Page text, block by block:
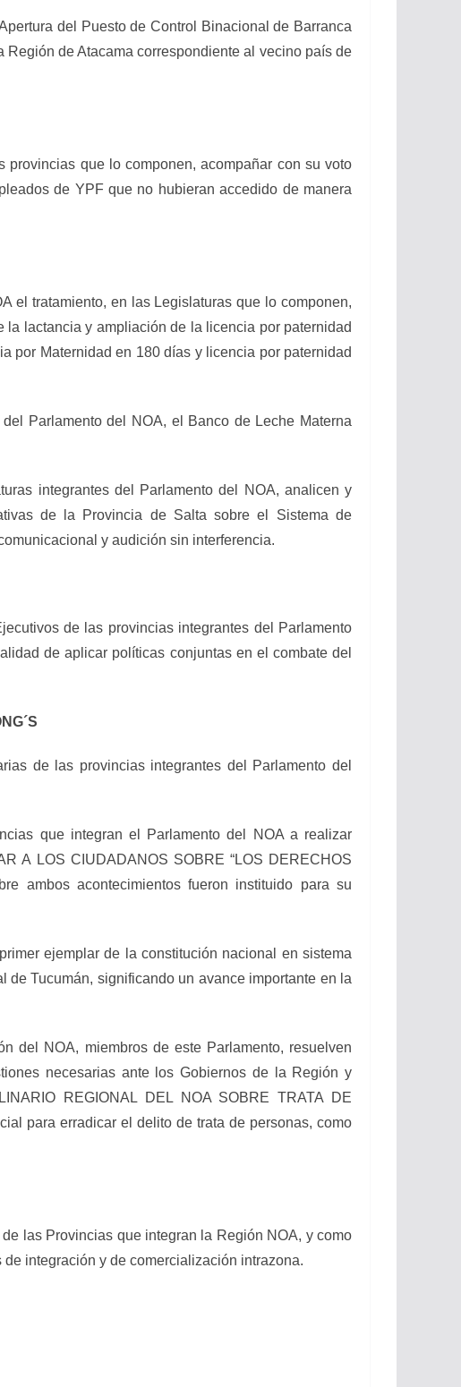
del Puesto de Control Binacional de Barranca
de Atacama correspondiente al vecino país de
que lo componen, acompañar con su voto
de YPF que no hubieran accedido de manera
el tratamiento, en las Legislaturas que lo componen,
lactancia y ampliación de la licencia por paternidad
por Maternidad en 180 días y licencia por paternidad
Parlamento del NOA, el Banco de Leche Materna
integrantes del Parlamento del NOA, analicen y
de la Provincia de Salta sobre el Sistema de
y audición sin interferencia.
de las provincias integrantes del Parlamento
de aplicar políticas conjuntas en el combate del
de las provincias integrantes del Parlamento del
que integran el Parlamento del NOA a realizar
A LOS CIUDADANOS SOBRE “LOS DERECHOS
ambos acontecimientos fueron instituido para su
ejemplar de la constitución nacional en sistema
Tucumán, significando un avance importante en la
del NOA, miembros de este Parlamento, resuelven
necesarias ante los Gobiernos de la Región y
REGIONAL DEL NOA SOBRE TRATA DE
para erradicar el delito de trata de personas, como
las Provincias que integran la Región NOA, y como
integración y de comercialización intrazona.